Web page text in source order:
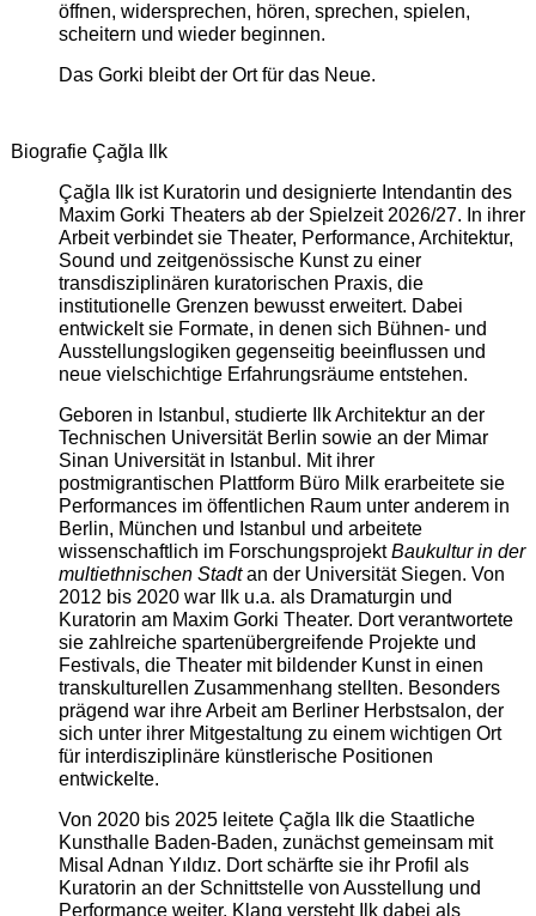
öffnen, widersprechen, hören, sprechen, spielen,
scheitern und wieder beginnen.
Das Gorki bleibt der Ort für das Neue.
Biografie Çağla Ilk
Çağla Ilk ist Kuratorin und designierte Intendantin des
Maxim Gorki Theaters ab der Spielzeit 2026/27. In ihrer
Arbeit verbindet sie Theater, Performance, Architektur,
Sound und zeitgenössische Kunst zu einer
transdisziplinären kuratorischen Praxis, die
institutionelle Grenzen bewusst erweitert. Dabei
entwickelt sie Formate, in denen sich Bühnen- und
Ausstellungslogiken gegenseitig beeinflussen und
neue vielschichtige Erfahrungsräume entstehen.
Geboren in Istanbul, studierte Ilk Architektur an der
Technischen Universität Berlin sowie an der Mimar
Sinan Universität in Istanbul. Mit ihrer
postmigrantischen Plattform Büro Milk erarbeitete sie
Performances im öffentlichen Raum unter anderem in
Berlin, München und Istanbul und arbeitete
wissenschaftlich im ForschungsprojektBaukultur in der
multiethnischen Stadtan der Universität Siegen. Von
2012 bis 2020 war Ilk u.a. als Dramaturgin und
Kuratorin am Maxim Gorki Theater. Dort verantwortete
sie zahlreiche spartenübergreifende Projekte und
Festivals, die Theater mit bildender Kunst in einen
transkulturellen Zusammenhang stellten. Besonders
prägend war ihre Arbeit am Berliner Herbstsalon, der
sich unter ihrer Mitgestaltung zu einem wichtigen Ort
für interdisziplinäre künstlerische Positionen
entwickelte.
Von 2020 bis 2025 leitete Çağla Ilk die Staatliche
Kunsthalle Baden-Baden, zunächst gemeinsam mit
Misal Adnan Yıldız. Dort schärfte sie ihr Profil als
Kuratorin an der Schnittstelle von Ausstellung und
Performance weiter. Klang versteht Ilk dabei als